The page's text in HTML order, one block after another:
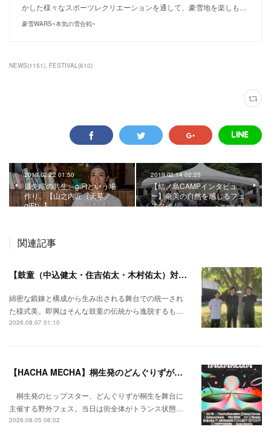
かした様々なスポーツレクリエーションを通して、豪雪地を楽しも…
豪雪WARS~本気の雪合戦~
NEWS(1151) FESTIVAL(610)
2019.02.22 01:50
最先端の共生。giFtという場
作り。【山之内匠（天草／
giFt）】
2019.02.14 02:25
【結ノ島CAMPインタビュ
ー】奄美の自然を感じるフェ
スタイム。
関連記事
【鼓童（中込健太・住吉佑太・木村佑太）対談】即興で得られる新たな感覚。
綿密な鍛錬と構成から生み出される舞台での統一され
た様式美。即興はそんな鼓童の伝統から逸脱するも…
2026.08.07 01:10
【HACHA MECHA】桐生発のどんぐりずが桐生をハチャメチャに彩る。
桐生発のヒップスター、どんぐりずが桐生を舞台に
主催する野外フェス。当日は街全体がトランス状態…
2026.08.05 06:02